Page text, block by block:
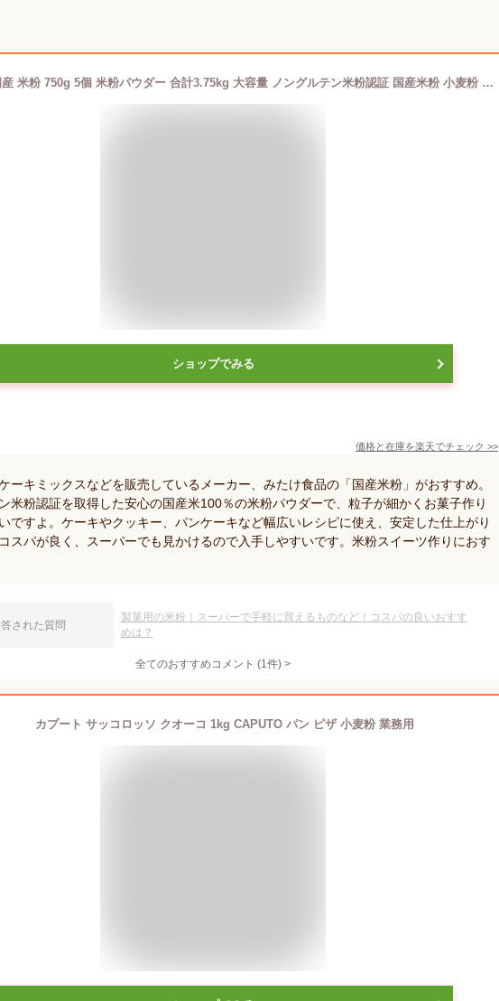
みたけ 国産 米粉 750g 5個 米粉パウダー 合計3.75kg 大容量 ノングルテン米粉認証 国産米粉 小麦粉 薄力粉 代わりに 製菓 料理用に 米粉 コメコ こめこ グルテンフリー M【
ショップでみる
価格と在庫を楽天でチェック >>
ーキミックスなどを販売しているメーカー、みたけ食品の「国産米粉」がおすすめ。
米粉認証を取得した安心の国産米100％の米粉パウダーで、粒子が細かくお菓子作り
ですよ。ケーキやクッキー、パンケーキなど幅広いレシピに使え、安定した仕上がり
スパが良く、スーパーでも見かけるので入手しやすいです。米粉スイーツ作りにおす
された質問
製菓用の米粉｜スーパーで手軽に買えるものなど！コスパの良いおすす
めは？
全てのおすすめコメント (1件) >
カプート サッコロッソ クオーコ 1kg CAPUTO パン ピザ 小麦粉 業務用